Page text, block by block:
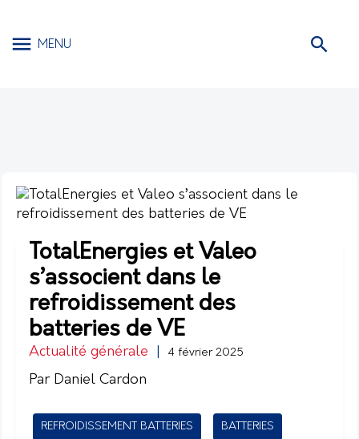
MENU
TotalEnergies et Valeo
s’associent dans le
refroidissement des
batteries de VE
Actualité générale 4 février 2025
Par Daniel Cardon
REFROIDISSEMENT BATTERIES BATTERIES